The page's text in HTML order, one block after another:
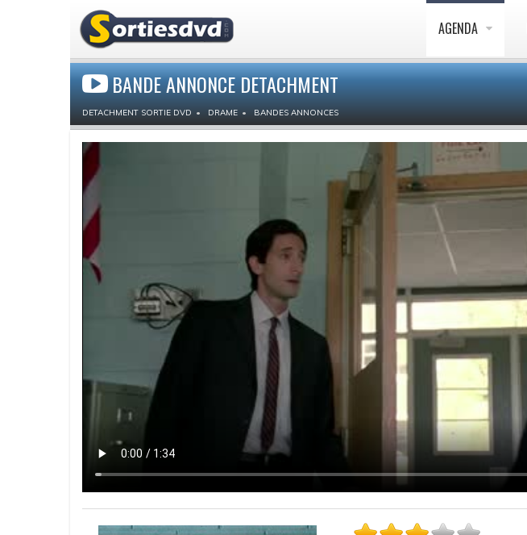
AGENDA
BANDE ANNONCE DETACHMENT
DETACHMENT SORTIE DVD DRAME BANDES ANNONCES